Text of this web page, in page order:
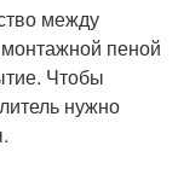
между
пеной
Чтобы
нужно